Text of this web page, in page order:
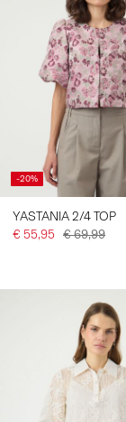
-20%
YASTANIA 2/4 TOP
€ 55,95 € 69,99